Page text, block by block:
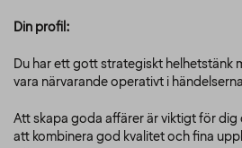
Din profil:
Du har ett gott strategiskt helhetstänk
vara närvarande operativt i
Att skapa goda affärer är viktigt för dig
att kombinera god kvalitet och fina